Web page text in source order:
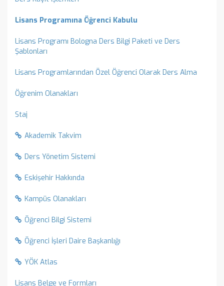
Lisans Programına Öğrenci Kabulu
Lisans Programı Bologna Ders Bilgi Paketi ve Ders
Şablonları
Lisans Programlarından Özel Öğrenci Olarak Ders Alma
Öğrenim Olanakları
Staj
Akademik Takvim
Ders Yönetim Sistemi
Eskişehir Hakkında
Kampüs Olanakları
Öğrenci Bilgi Sistemi
Öğrenci İşleri Daire Başkanlığı
YÖK Atlas
Lisans Belge ve Formları